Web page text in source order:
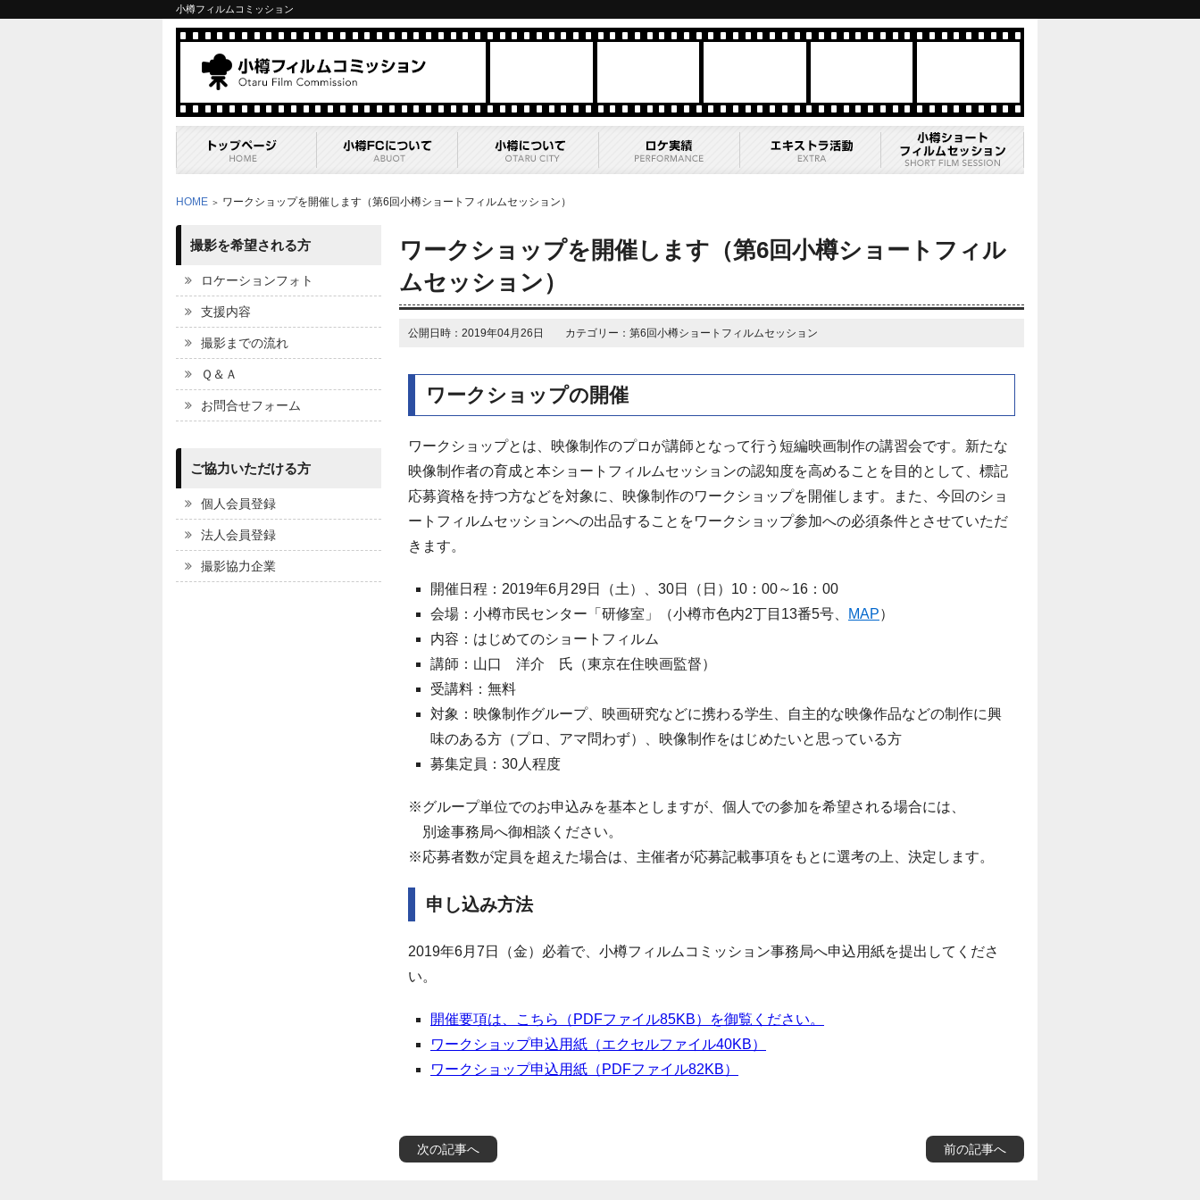
小樽フィルムコミッション
HOME ＞ ワークショップを開催します（第6回小樽ショートフィルムセッション）
ワークショップを開催します（第6回小樽ショートフィル
ムセッション）
公開日時：2019年04月26日 カテゴリー：第6回小樽ショートフィルムセッション
ワークショップの開催
ワークショップとは、映像制作のプロが講師となって行う短編映画制作の講習会です。新たな
映像制作者の育成と本ショートフィルムセッションの認知度を高めることを目的として、標記
応募資格を持つ方などを対象に、映像制作のワークショップを開催します。また、今回のショ
ートフィルムセッションへの出品することをワークショップ参加への必須条件とさせていただ
きます。
開催日程：2019年6月29日（土）、30日（日）10：00～16：00
会場：小樽市民センター「研修室」（小樽市色内2丁目13番5号、
MAP）
内容：はじめてのショートフィルム
講師：山口 洋介 氏（東京在住映画監督）
受講料：無料
対象：映像制作グループ、映画研究などに携わる学生、自主的な映像作品などの制作に興
味のある方（プロ、アマ問わず）、映像制作をはじめたいと思っている方
募集定員：30人程度
※グループ単位でのお申込みを基本としますが、個人での参加を希望される場合には、
別途事務局へ御相談ください。
※応募者数が定員を超えた場合は、主催者が応募記載事項をもとに選考の上、決定します。
申し込み方法
2019年6月7日（金）必着で、小樽フィルムコミッション事務局へ申込用紙を提出してくださ
い。
開催要項は、こちら（PDFファイル85KB）を御覧ください。
ワークショップ申込用紙（エクセルファイル40KB）
ワークショップ申込用紙（PDFファイル82KB）
前の記事へ
次の記事へ
撮影を希望される方
ロケーションフォト
支援内容
撮影までの流れ
Ｑ＆Ａ
お問合せフォーム
ご協力いただける方
個人会員登録
法人会員登録
撮影協力企業